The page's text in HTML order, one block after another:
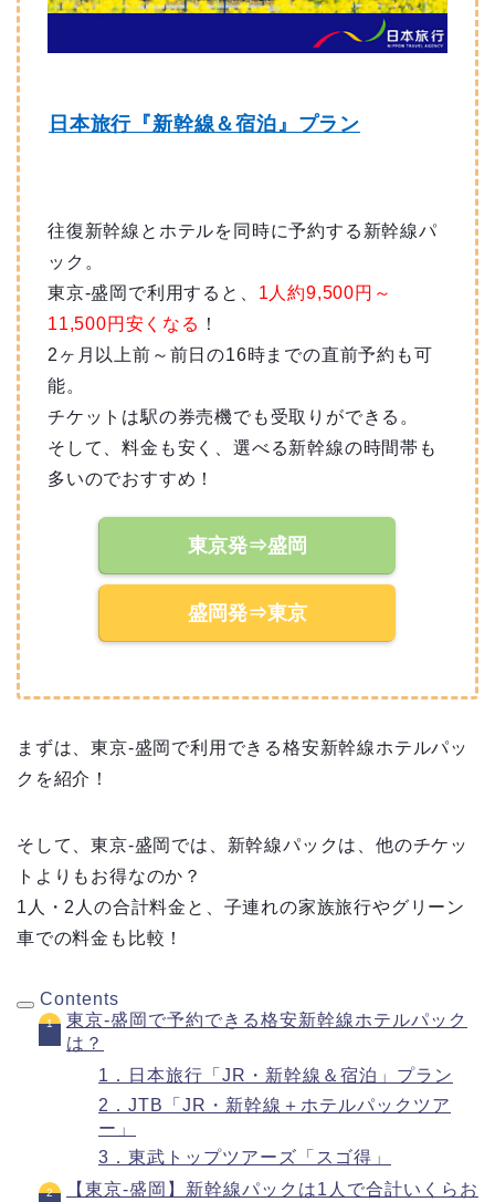
日本旅行『新幹線＆宿泊』プラン
往復新幹線とホテルを同時に予約する新幹線パ
ック。
東京-盛岡で利用すると、 1人約9,500円～
11,500円安くなる ！
2ヶ月以上前～前日の16時までの直前予約も可
能。
チケットは駅の券売機でも受取りができる。
そして、料金も安く、選べる新幹線の時間帯も
多いのでおすすめ！
東京発⇒盛岡
盛岡発⇒東京
まずは、東京-盛岡で利用できる格安新幹線ホテルパッ
クを紹介！
そして、東京-盛岡では、新幹線パックは、他のチケッ
トよりもお得なのか？
1人・2人の合計料金と、子連れの家族旅行やグリーン
車での料金も比較！
Contents
東京-盛岡で予約できる格安新幹線ホテルパック
は？
1．日本旅行「JR・新幹線＆宿泊」プラン
2．JTB「JR・新幹線＋ホテルパックツア
ー」
3．東武トップツアーズ「スゴ得」
【東京-盛岡】新幹線パックは1人で合計いくらお